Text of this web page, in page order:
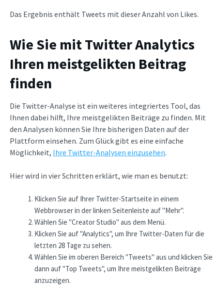
Das Ergebnis enthält Tweets mit dieser Anzahl von Likes.
Wie Sie mit Twitter Analytics
Ihren meistgelikten Beitrag
finden
Die Twitter-Analyse ist ein weiteres integriertes Tool, das
Ihnen dabei hilft, Ihre meistgelikten Beiträge zu finden. Mit
den Analysen können Sie Ihre bisherigen Daten auf der
Plattform einsehen. Zum Glück gibt es eine einfache
Möglichkeit, Ihre Twitter-Analysen einzusehen.
Hier wird in vier Schritten erklärt, wie man es benutzt:
Klicken Sie auf Ihrer Twitter-Startseite in einem
Webbrowser in der linken Seitenleiste auf "Mehr".
Wählen Sie "Creator Studio" aus dem Menü.
Klicken Sie auf "Analytics", um Ihre Twitter-Daten für die
letzten 28 Tage zu sehen.
Wählen Sie im oberen Bereich "Tweets" aus und klicken Sie
dann auf "Top Tweets", um Ihre meistgelikten Beiträge
anzuzeigen.